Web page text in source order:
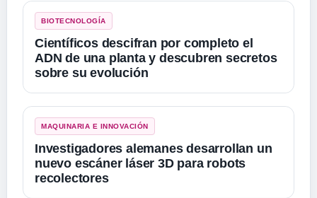
BIOTECNOLOGÍA
Científicos descifran por completo el
ADN de una planta y descubren secretos
sobre su evolución
MAQUINARIA E INNOVACIÓN
Investigadores alemanes desarrollan un
nuevo escáner láser 3D para robots
recolectores